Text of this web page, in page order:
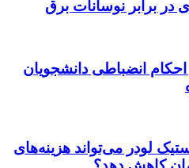
در برابر نوسانات برق
انضباطی دانشجویان
لودر می‌تواند هزینه‌های